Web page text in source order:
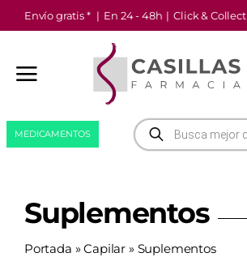
Saltar
al
Envío gratis * | En 24 - 48h | Click & Collect
Búsqueda
de
productos
MEDICAMENTOS
Suplementos
Portada »Capilar » Suplementos